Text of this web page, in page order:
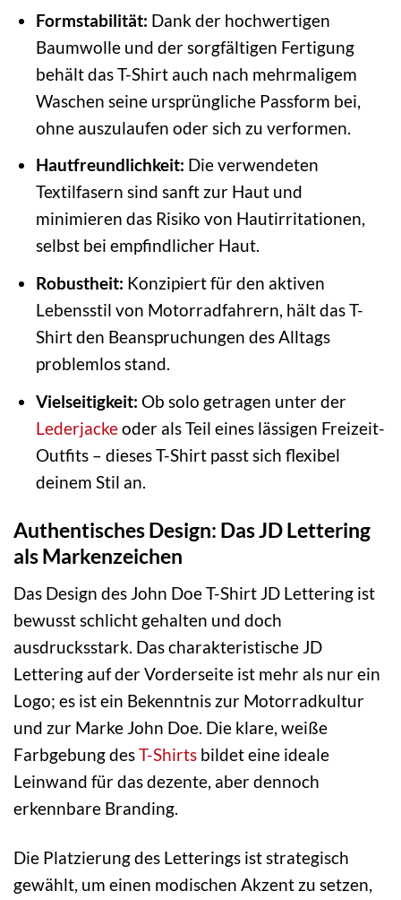
Formstabilität: Dank der hochwertigen
Baumwolle und der sorgfältigen Fertigung
behält das T-Shirt auch nach mehrmaligem
Waschen seine ursprüngliche Passform bei,
ohne auszulaufen oder sich zu verformen.
Hautfreundlichkeit: Die verwendeten
Textilfasern sind sanft zur Haut und
minimieren das Risiko von Hautirritationen,
selbst bei empfindlicher Haut.
Robustheit: Konzipiert für den aktiven
Lebensstil von Motorradfahrern, hält das T-
Shirt den Beanspruchungen des Alltags
problemlos stand.
Vielseitigkeit: Ob solo getragen unter der
Lederjackeoder als Teil eines lässigen Freizeit-
Outfits – dieses T-Shirt passt sich flexibel
deinem Stil an.
Authentisches Design: Das JD Lettering
als Markenzeichen
Das Design des John Doe T-Shirt JD Lettering ist
bewusst schlicht gehalten und doch
ausdrucksstark. Das charakteristische JD
Lettering auf der Vorderseite ist mehr als nur ein
Logo; es ist ein Bekenntnis zur Motorradkultur
und zur Marke John Doe. Die klare, weiße
Farbgebung desT-Shirts bildet eine ideale
Leinwand für das dezente, aber dennoch
erkennbare Branding.
Die Platzierung des Letterings ist strategisch
gewählt, um einen modischen Akzent zu setzen,